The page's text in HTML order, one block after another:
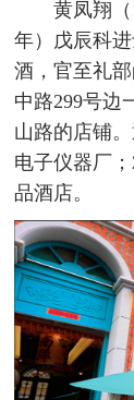
黄凤翔
年）戊辰科
酒，官至礼
中路299号边
山路的店铺
电子仪器厂
品酒店。